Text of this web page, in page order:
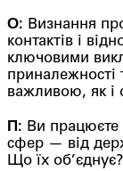
О: Визнання
контактів і
ключовими
приналежності
важливою, як і
П: Ви працюєте
сфер — від
Що їх об’єднує?